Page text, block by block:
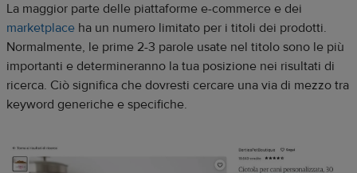
La maggior parte delle piattaforme e-commerce e dei
marketplace ha un numero limitato per i titoli dei prodotti.
Normalmente, le prime 2-3 parole usate nel titolo sono le più
importanti e determineranno la tua posizione nei risultati di
ricerca. Ciò significa che dovresti cercare una via di mezzo tra
keyword generiche e specifiche.